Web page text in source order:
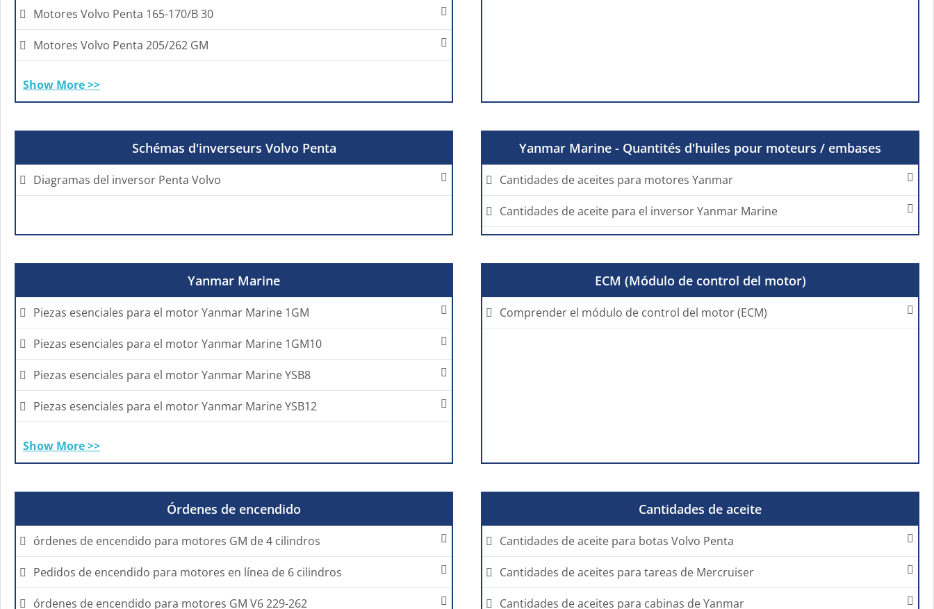
Motores Volvo Penta 165-170/B 30
Motores Volvo Penta 205/262 GM
Show More >>
Schémas d'inverseurs Volvo Penta
Diagramas del inversor Penta Volvo
Yanmar Marine - Quantités d'huiles pour moteurs / embases
Cantidades de aceites para motores Yanmar
Cantidades de aceite para el inversor Yanmar Marine
Yanmar Marine
Piezas esenciales para el motor Yanmar Marine 1GM
Piezas esenciales para el motor Yanmar Marine 1GM10
Piezas esenciales para el motor Yanmar Marine YSB8
Piezas esenciales para el motor Yanmar Marine YSB12
Show More >>
ECM (Módulo de control del motor)
Comprender el módulo de control del motor (ECM)
Órdenes de encendido
órdenes de encendido para motores GM de 4 cilindros
Pedidos de encendido para motores en línea de 6 cilindros
órdenes de encendido para motores GM V6 229-262
Cantidades de aceite
Cantidades de aceite para botas Volvo Penta
Cantidades de aceites para tareas de Mercruiser
Cantidades de aceites para cabinas de Yanmar